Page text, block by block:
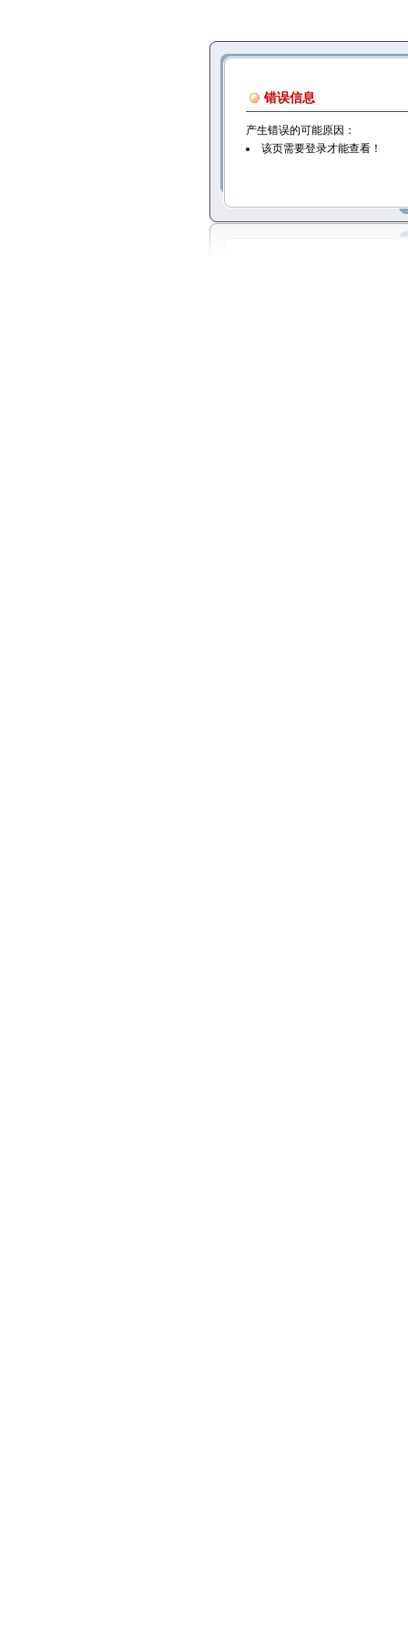
错误信息
产生错误的可能原因：
该页需要登录才能查看！